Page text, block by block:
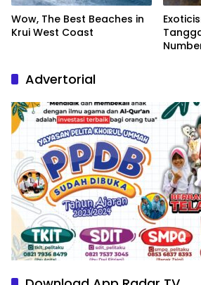
Wow, The Best Beaches in
Krui West Coast
Advertorial